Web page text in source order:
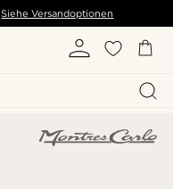
Siehe Versandoptionen